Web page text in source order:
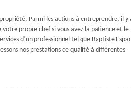
Parmi les actions à entreprendre, il y
propre chef si vous avez la patience et le
d’un professionnel tel que Baptiste
nos prestations de qualité à différentes